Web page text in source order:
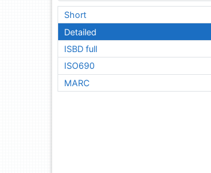
Short
Detailed
ISBD full
ISO690
MARC